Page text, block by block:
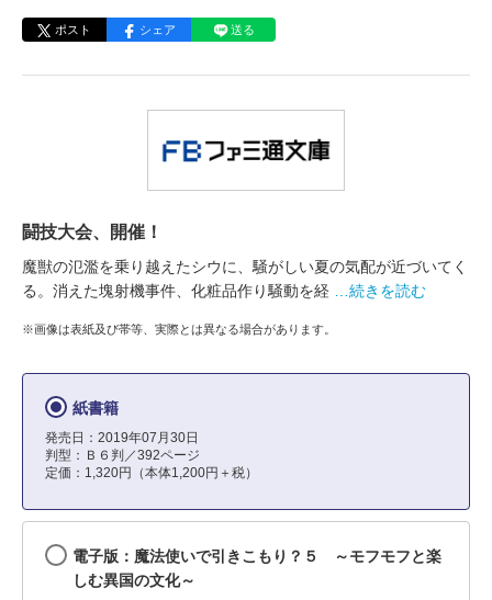
ポスト シェア 送る
闘技大会、開催！
魔獣の氾濫を乗り越えたシウに、騒がしい夏の気配が近づいてく
る。消えた塊射機事件、化粧品作り騒動を経
…続きを読む
※画像は表紙及び帯等、実際とは異なる場合があります。
紙書籍
発売日：2019年07月30日
判型：Ｂ６判／392ページ
定価：1,320円（本体1,200円＋税）
電子版：魔法使いで引きこもり？５ ～モフモフと楽
しむ異国の文化～